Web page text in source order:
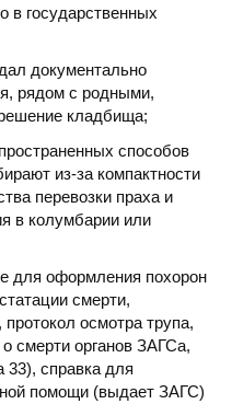
в государственных
документально
рядом с родными,
кладбища;
способов
из-за компактности
перевозки праха и
в колумбарии или
для оформления похорон
смерти,
осмотра трупа,
смерти органов ЗАГСа,
33), справка для
помощи (выдает ЗАГС)